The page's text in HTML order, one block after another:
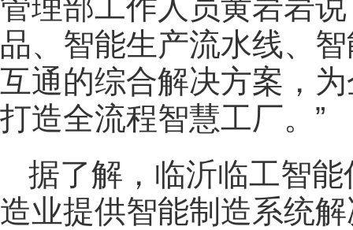
管理部工作人员黄岩岩
品、智能生产流水线、
互通的综合解决方案，
打造全流程智慧工厂。”
据了解，临沂临工智
造业提供智能制造系统